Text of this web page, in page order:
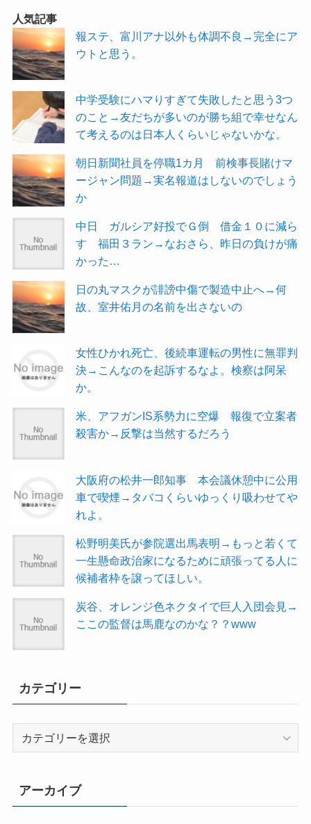
人気記事
報ステ、富川アナ以外も体調不良→完全にア
ウトと思う。
中学受験にハマりすぎて失敗したと思う3つ
のこと→友だちが多いのが勝ち組で幸せなん
て考えるのは日本人くらいじゃないかな。
朝日新聞社員を停職1カ月 前検事長賭けマ
ージャン問題→実名報道はしないのでしょう
か
中日 ガルシア好投でＧ倒 借金１０に減ら
す 福田３ラン→なおさら、昨日の負けが痛
かった…
日の丸マスクが誹謗中傷で製造中止へ→何
故、室井佑月の名前を出さないの
女性ひかれ死亡、後続車運転の男性に無罪判
決→こんなのを起訴するなよ。検察は阿呆
か。
米、アフガンIS系勢力に空爆 報復で立案者
殺害か→反撃は当然するだろう
大阪府の松井一郎知事 本会議休憩中に公用
車で喫煙→タバコくらいゆっくり吸わせてや
れよ。
松野明美氏が参院選出馬表明→もっと若くて
一生懸命政治家になるために頑張ってる人に
候補者枠を譲ってほしい。
炭谷、オレンジ色ネクタイで巨人入団会見→
ここの監督は馬鹿なのかな？？www
カテゴリー
リ
ー
アーカイブ